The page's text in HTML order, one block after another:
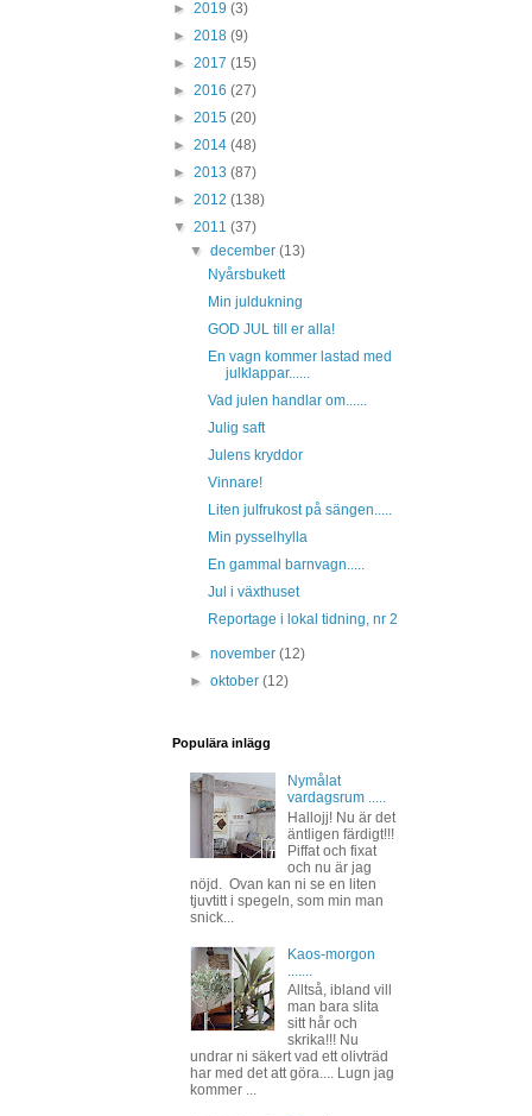
► 2019 (3)
► 2018 (9)
► 2017 (15)
► 2016 (27)
► 2015 (20)
► 2014 (48)
► 2013 (87)
► 2012 (138)
▼ 2011 (37)
▼december(13)
Nyårsbukett
Min juldukning
GOD JUL till er alla!
En vagn kommer lastad med
julklappar......
Vad julen handlar om......
Julig saft
Julens kryddor
Vinnare!
Liten julfrukost på sängen.....
Min pysselhylla
En gammal barnvagn.....
Jul i växthuset
Reportage i lokal tidning, nr 2
►november(12)
►oktober(12)
Populära inlägg
Nymålat
vardagsrum .....
Hallojj! Nu är det
äntligen färdigt!!!
Piffat och fixat
och nu är jag
nöjd. Ovan kan ni se en liten
tjuvtitt i spegeln, som min man
snick...
Kaos-morgon
Alltså, ibland vill
man bara slita
sitt hår och
skrika!!! Nu
undrar ni säkert vad ett olivträd
har med det att göra.... Lugn jag
kommer ...